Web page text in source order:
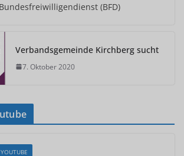
(BFD)
Verbandsgemeinde Kirchberg sucht
7. Oktober 2020